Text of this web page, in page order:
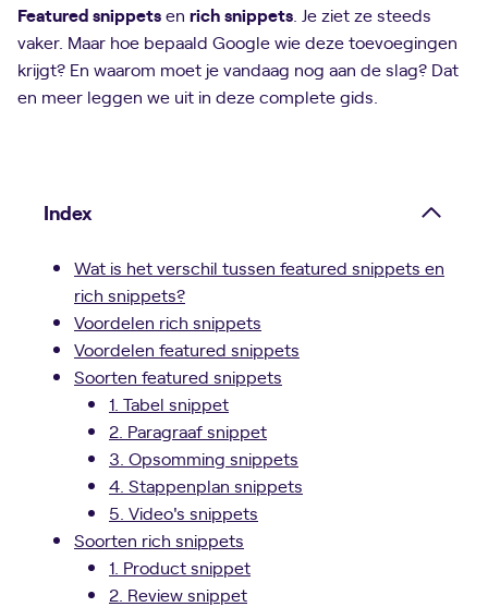
Featured snippetsen richsnippets . Je ziet ze steeds
vaker. Maar hoe bepaald Google wie deze toevoegingen
krijgt? En waarom moet je vandaag nog aan de slag? Dat
en meer leggen we uit in deze complete gids.
Index
Wat is het verschil tussen featured snippets en
rich snippets?
Voordelen rich snippets
Voordelen featured snippets
Soorten featured snippets
1. Tabel snippet
2. Paragraaf snippet
3. Opsomming snippets
4. Stappenplan snippets
5. Video's snippets
Soorten rich snippets
1. Product snippet
2. Review snippet